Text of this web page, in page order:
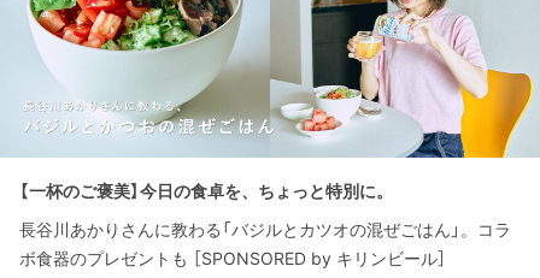
【一杯のご褒美】今日の食卓を、ちょっと特別に。
長谷川あかりさんに教わる「バジルとカツオの混ぜごはん」。コラ
ボ食器のプレゼントも ［SPONSORED by キリンビール］